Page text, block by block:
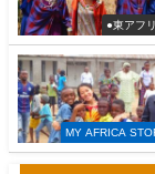
●東アフ
MY AFRICA